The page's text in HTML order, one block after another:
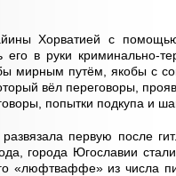
Хорватией с
в руки криминально-
мирным путём, якобы с
вёл переговоры,
попытки подкупа и
первую после
города Югославии
«люфтваффе» из числа